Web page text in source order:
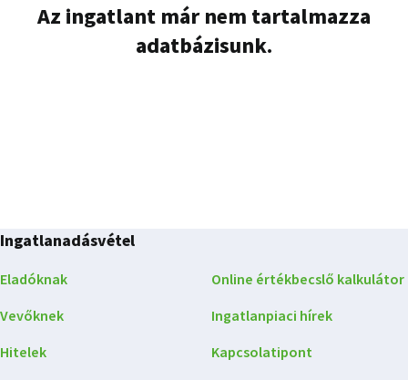
Az ingatlant már nem tartalmazza
adatbázisunk.
Ingatlanadásvétel
Eladóknak
Vevőknek
Hitelek
Online értékbecslő kalkulátor
Ingatlanpiaci hírek
Kapcsolatipont